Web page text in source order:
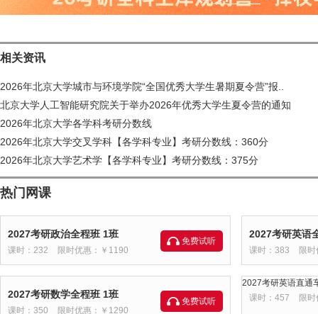
相关资讯
2026年北京大学城市与环境学院“全国优秀大学生暑期夏令营”报..
北京大学人工智能研究院关于举办2026年优秀大学生夏令营的通知
2026年北京大学各学科考研分数线
2026年北京大学交叉学科【各学科专业】考研分数线：360分
2026年北京大学艺术学【各学科专业】考研分数线：375分
热门网课
2027考研政治全程班 1班
课时：232 限时优惠：￥1190
免费试听
2027考研英语
课时：383 限
2027考研数学全程班 1班
课时：350 限时优惠：￥1290
免费试听
2027考研英语直通
课时：457
限